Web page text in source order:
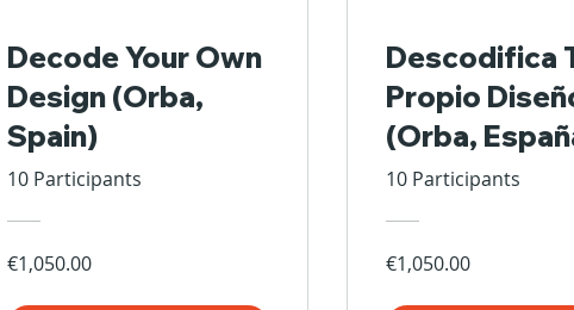
Decode Your Own
Design (Orba,
Spain)
10 Participants
€1,050.00
Descodifica
Propio
(Orba,
10 Participants
€1,050.00